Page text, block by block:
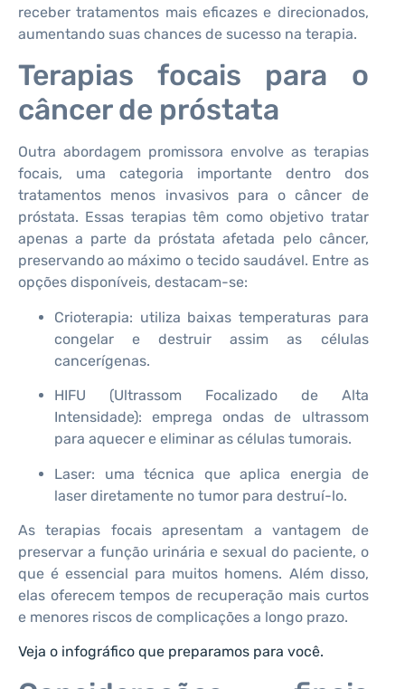
receber tratamentos mais eficazes e direcionados,
aumentando suas chances de sucesso na terapia.
Terapias focais para o
câncer de próstata
Outra abordagem promissora envolve as terapias
focais, uma categoria importante dentro dos
tratamentos menos invasivos para o câncer de
próstata. Essas terapias têm como objetivo tratar
apenas a parte da próstata afetada pelo câncer,
preservando ao máximo o tecido saudável. Entre as
opções disponíveis, destacam-se:
Crioterapia: utiliza baixas temperaturas para
congelar e destruir assim as células
cancerígenas.
HIFU (Ultrassom Focalizado de Alta
Intensidade): emprega ondas de ultrassom
para aquecer e eliminar as células tumorais.
Laser: uma técnica que aplica energia de
laser diretamente no tumor para destruí-lo.
As terapias focais apresentam a vantagem de
preservar a função urinária e sexual do paciente, o
que é essencial para muitos homens. Além disso,
elas oferecem tempos de recuperação mais curtos
e menores riscos de complicações a longo prazo.
Veja o infográfico que preparamos para você.